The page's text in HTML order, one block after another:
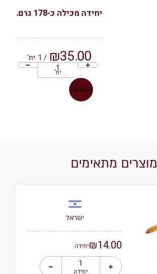
יחידה מכילה כ-178 גרם.
₪35.00
/ 1 יח'
יח'
הוספה
מוצרים מתאימים
ישראל
₪14.00 יחידה
יחידה